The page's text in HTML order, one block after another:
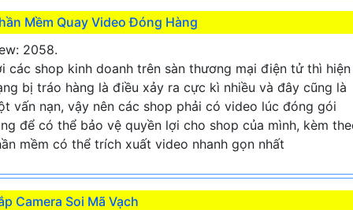
Mềm Quay Video Đóng Hàng
2058.
các shop kinh doanh trên sàn thương mại điện tử thì hiện
bị tráo hàng là điều xảy ra cực kì nhiều và đây cũng là
vấn nạn, vậy nên các shop phải có video lúc đóng gói
để có thể bảo vệ quyền lợi cho shop của mình, kèm
mềm có thể trích xuất video nhanh gọn nhất
Camera Soi Mã Vạch